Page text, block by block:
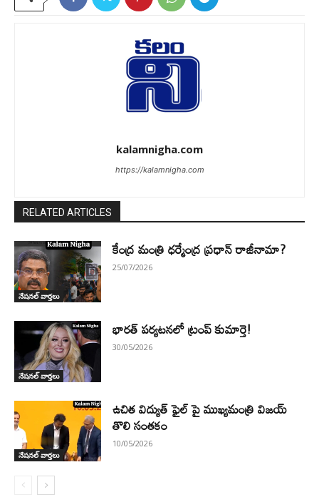
kalamnigha.com
https://kalamnigha.com
RELATED ARTICLES
నేషనల్ వార్తలు
కేంద్ర మంత్రి ధర్మేంద్ర ప్రధాన్ రాజీనామా?
25/07/2026
నేషనల్ వార్తలు
భారత్ పర్యటనలో ట్రంప్ కుమార్తె!
30/05/2026
నేషనల్ వార్తలు
ఉచిత విద్యుత్ ఫైల్ పై ముఖ్యమంత్రి విజయ్
తొలి సంతకం
10/05/2026